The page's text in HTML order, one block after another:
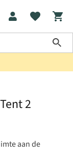
2
aan de